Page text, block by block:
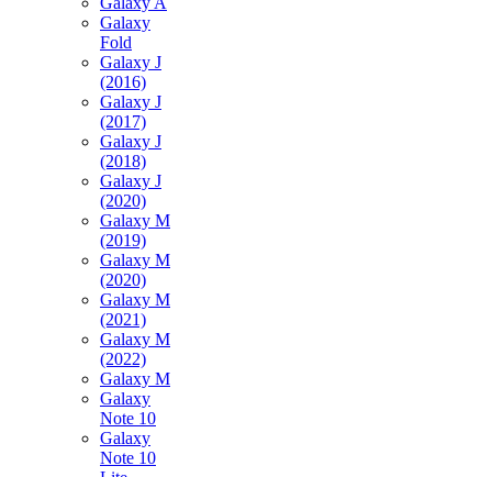
Galaxy
Fold
Galaxy J
(2016)
Galaxy J
(2017)
Galaxy J
(2018)
Galaxy J
(2020)
Galaxy M
(2019)
Galaxy M
(2020)
Galaxy M
(2021)
Galaxy M
(2022)
Galaxy M
Galaxy
Note 10
Galaxy
Note 10